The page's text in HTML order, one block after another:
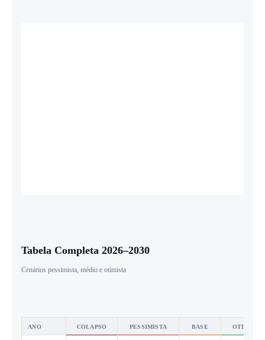
Tabela Completa 2026–2030
Cenários pessimista, médio e otimista
ANO COLAPSO PESSIMISTA BASE OTIMISTA